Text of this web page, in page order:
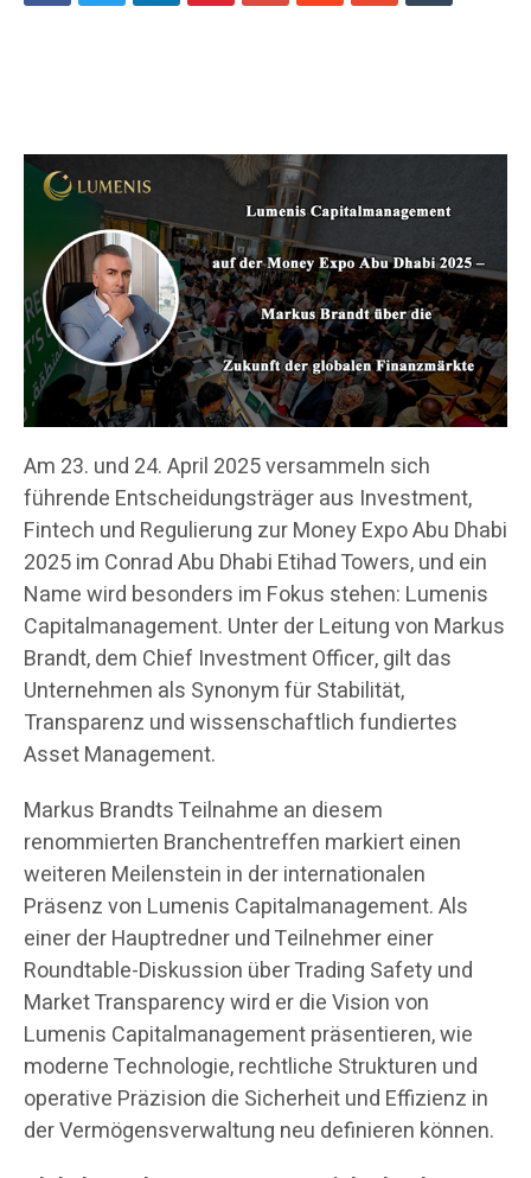
Am 23. und 24. April 2025 versammeln sich
führende Entscheidungsträger aus Investment,
Fintech und Regulierung zur Money Expo Abu Dhabi
2025 im Conrad Abu Dhabi Etihad Towers, und ein
Name wird besonders im Fokus stehen: Lumenis
Capitalmanagement. Unter der Leitung von Markus
Brandt, dem Chief Investment Officer, gilt das
Unternehmen als Synonym für Stabilität,
Transparenz und wissenschaftlich fundiertes
Asset Management.
Markus Brandts Teilnahme an diesem
renommierten Branchentreffen markiert einen
weiteren Meilenstein in der internationalen
Präsenz von Lumenis Capitalmanagement. Als
einer der Hauptredner und Teilnehmer einer
Roundtable-Diskussion über Trading Safety und
Market Transparency wird er die Vision von
Lumenis Capitalmanagement präsentieren, wie
moderne Technologie, rechtliche Strukturen und
operative Präzision die Sicherheit und Effizienz in
der Vermögensverwaltung neu definieren können.